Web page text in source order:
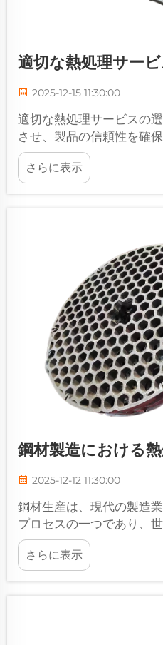
適切な熱処理サー
2025-12-15 11:30:00
適切な熱処理サービスの
させ、製品の信頼性を確
直面する最も重要な意思
業応用における複雑さは
さらに表示
鋼材製造における
2025-12-12 11:30:00
鋼材生産は、現代の製造
プロセスの一つであり、
吨もの鋼が処理されてい
能材料に変換するには、
さらに表示